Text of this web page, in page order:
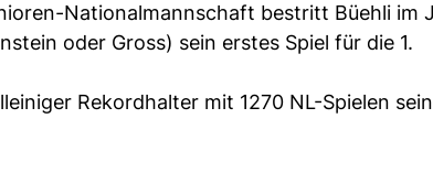
Nationalmannschaft bestritt Büehli im
oder Gross) sein erstes Spiel für die 1.
Rekordhalter mit 1270 NL-Spielen